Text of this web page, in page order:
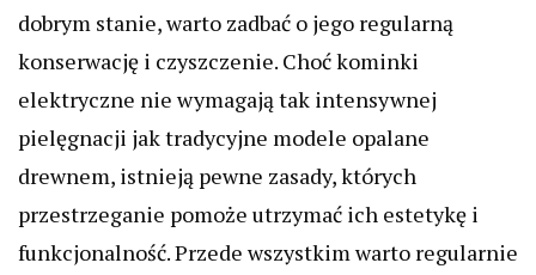
dobrym stanie, warto zadbać o jego regularną
konserwację i czyszczenie. Choć kominki
elektryczne nie wymagają tak intensywnej
pielęgnacji jak tradycyjne modele opalane
drewnem, istnieją pewne zasady, których
przestrzeganie pomoże utrzymać ich estetykę i
funkcjonalność. Przede wszystkim warto regularnie